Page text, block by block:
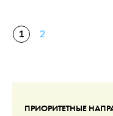
ПРИОРИТЕТНЫЕ
1 2